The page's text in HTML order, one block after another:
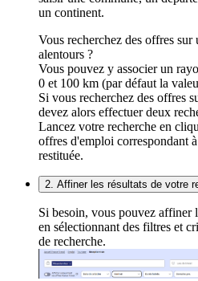
un continent.
Vous recherchez des offres sur
alentours ?
Vous pouvez y associer un
0 et 100 km (par défaut la
Si vous recherchez des offres
devez alors effectuer deux
Lancez votre recherche en
offres d'emploi correspondant
restituée.
2. Affiner les résultats de votre
Si besoin, vous pouvez affiner
en sélectionnant des filtres et
de recherche.